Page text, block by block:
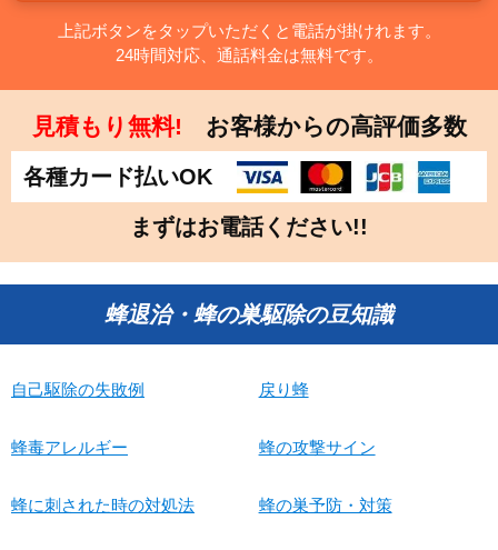
上記ボタンをタップいただくと電話が掛けれます。
24時間対応、通話料金は無料です。
見積もり無料! お客様からの高評価多数
各種カード払いOK
まずはお電話ください!!
蜂退治・蜂の巣駆除の豆知識
自己駆除の失敗例 戻り蜂
蜂毒アレルギー 蜂の攻撃サイン
蜂に刺された時の対処法 蜂の巣予防・対策